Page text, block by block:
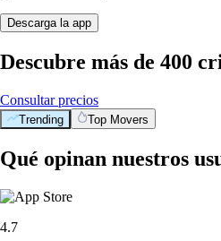
Descarga la app
Descubre más de 400
Consultar precios
Trending Top Movers
Qué opinan nuestros
4.7